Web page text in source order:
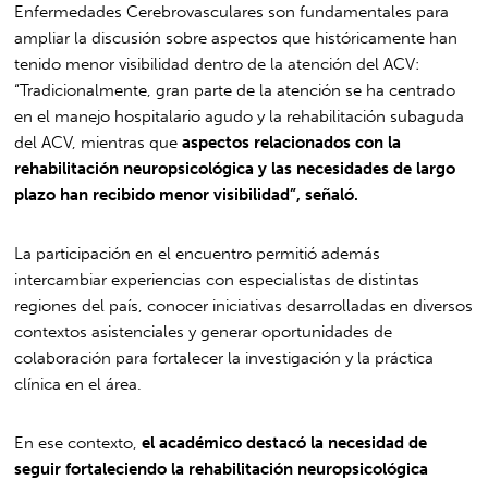
Enfermedades Cerebrovasculares son fundamentales para
ampliar la discusión sobre aspectos que históricamente han
tenido menor visibilidad dentro de la atención del ACV:
“Tradicionalmente, gran parte de la atención se ha centrado
en el manejo hospitalario agudo y la rehabilitación subaguda
del ACV, mientras queaspectos relacionados con la
rehabilitación neuropsicológica y las necesidades de largo
plazo han recibido menor visibilidad”, señaló.
La participación en el encuentro permitió además
intercambiar experiencias con especialistas de distintas
regiones del país, conocer iniciativas desarrolladas en diversos
contextos asistenciales y generar oportunidades de
colaboración para fortalecer la investigación y la práctica
clínica en el área.
En ese contexto, el académico destacó la necesidad de
seguir fortaleciendo la rehabilitación neuropsicológica